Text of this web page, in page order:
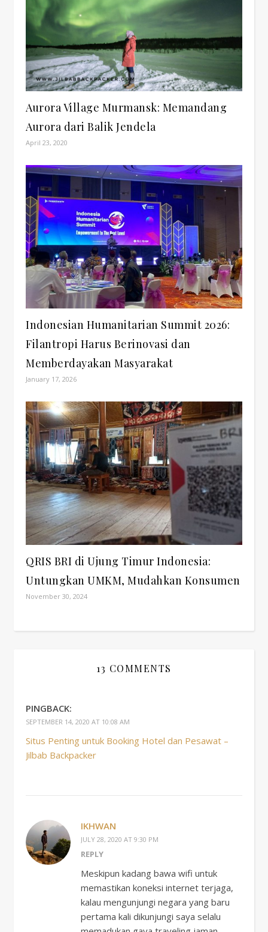
Aurora Village Murmansk: Memandang
Aurora dari Balik Jendela
April 23, 2020
Indonesian Humanitarian Summit 2026:
Filantropi Harus Berinovasi dan
Memberdayakan Masyarakat
January 17, 2026
QRIS BRI di Ujung Timur Indonesia:
Untungkan UMKM, Mudahkan Konsumen
November 30, 2024
13 COMMENTS
PINGBACK:
SEPTEMBER 14, 2020 AT 10:08 AM
Situs Penting untuk Booking Hotel dan Pesawat –
Jilbab Backpacker
IKHWAN
JULY 28, 2020 AT 9:30 PM
REPLY
Meskipun kadang bawa wifi untuk
memastikan koneksi internet terjaga,
kalau mengunjungi negara yang baru
pertama kali dikunjungi saya selalu